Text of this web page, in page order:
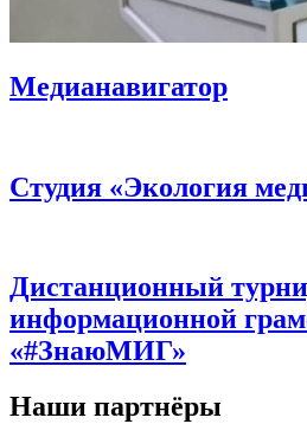
Медианавигатор
Студия «Экология
Дистанционный
информационной
«#ЗнаюМИГ»
Наши партнёры